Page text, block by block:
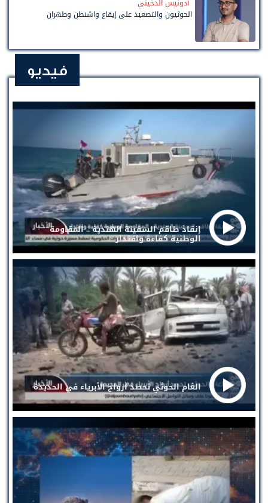
أدونيس الدخيني
الحوثيون والتصعيد على إيقاع واشنطن وطهران
فيديو
إنقاذ طاقم السفينة الهندية .. المقاومة
الوطنية كفاءة واقتدار
الغام الحوثي تحصد أرواح الأبرياء في الحديدة